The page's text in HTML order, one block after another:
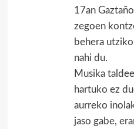
17an
zegoen
behera
nahi du.
Musika
hartuko ez
aurreko
jaso gabe,